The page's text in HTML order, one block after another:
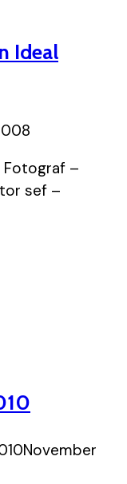
Ideal
Fotograf –
sef –
November